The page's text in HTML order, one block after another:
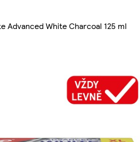
Advanced White Charcoal 125 ml